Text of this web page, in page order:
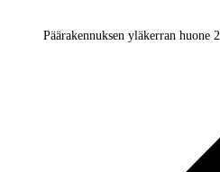
Päärakennuksen yläkerran huone 2